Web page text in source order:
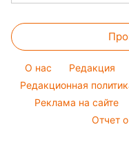
Новости Днепра
Новости
Новости Житомира
Новости Одессы
Новости Харькова
Елена Зеленская
Кейт Миддлтон
Алла Пугачева
Максим Галкин
Салаты
Простые блюда
Легкие десерты
Напитки
Праздничное меню
Тесты по картинке
Оптические
Народные
Все о шоу-бизнесе
O нас Редакция
Редакционная
Реклама на сайте
Отчет